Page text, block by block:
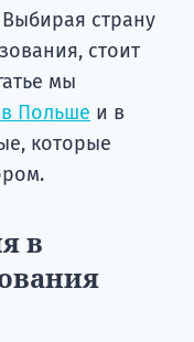
страну
стоит
мы
Польше и в
которые
в